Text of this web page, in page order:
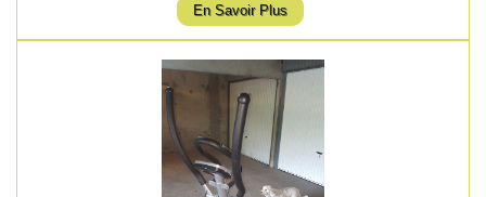
En Savoir Plus